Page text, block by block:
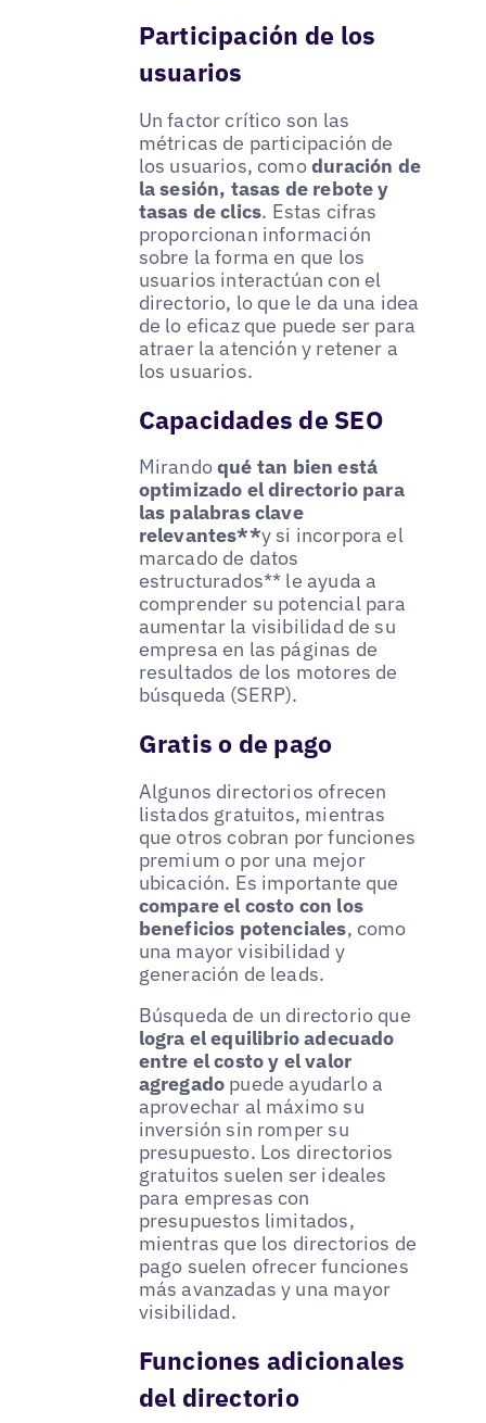
Participación de los
usuarios
Un factor crítico son las
métricas de participación de
los usuarios, comoduración de
la sesión, tasas de rebote y
tasas de clics. Estas cifras
proporcionan información
sobre la forma en que los
usuarios interactúan con el
directorio, lo que le da una idea
de lo eficaz que puede ser para
atraer la atención y retener a
los usuarios.
Capacidades de SEO
Mirandoqué tan bien está
optimizado el directorio para
las palabras clave
relevantes**y si incorpora el
marcado de datos
estructurados** le ayuda a
comprender su potencial para
aumentar la visibilidad de su
empresa en las páginas de
resultados de los motores de
búsqueda (SERP).
Gratis o de pago
Algunos directorios ofrecen
listados gratuitos, mientras
que otros cobran por funciones
premium o por una mejor
ubicación. Es importante que
compare el costo con los
beneficios potenciales, como
una mayor visibilidad y
generación de leads.
Búsqueda de un directorio que
logra el equilibrio adecuado
entre el costo y el valor
agregado puede ayudarlo a
aprovechar al máximo su
inversión sin romper su
presupuesto. Los directorios
gratuitos suelen ser ideales
para empresas con
presupuestos limitados,
mientras que los directorios de
pago suelen ofrecer funciones
más avanzadas y una mayor
visibilidad.
Funciones adicionales
del directorio